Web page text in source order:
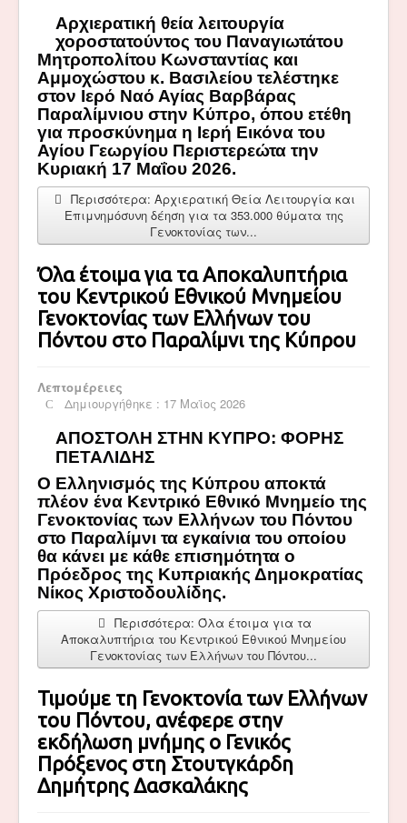
Αρχιερατική θεία λειτουργία
χοροστατούντος του Παναγιωτάτου
Μητροπολίτου Κωνσταντίας και
Αμμοχώστου κ. Βασιλείου τελέστηκε
στον Ιερό Ναό Αγίας Βαρβάρας
Παραλίμνιου στην Κύπρο, όπου ετέθη
για προσκύνημα η Ιερή Εικόνα του
Αγίου Γεωργίου Περιστερεώτα την
Κυριακή 17 Μαΐου 2026.
Περισσότερα: Αρχιερατική Θεία Λειτουργία και
Επιμνημόσυνη δέηση για τα 353.000 θύματα της
Γενοκτονίας των...
Όλα έτοιμα για τα Αποκαλυπτήρια
του Κεντρικού Εθνικού Μνημείου
Γενοκτονίας των Ελλήνων του
Πόντου στο Παραλίμνι της Κύπρου
Λεπτομέρειες
Δημιουργήθηκε : 17 Μαϊος 2026
ΑΠΟΣΤΟΛΗ ΣΤΗΝ ΚΥΠΡΟ: ΦΟΡΗΣ
ΠΕΤΑΛΙΔΗΣ
Ο Ελληνισμός της Κύπρου αποκτά
πλέον ένα Κεντρικό Εθνικό Μνημείο της
Γενοκτονίας των Ελλήνων του Πόντου
στο Παραλίμνι τα εγκαίνια του οποίου
θα κάνει με κάθε επισημότητα ο
Πρόεδρος της Κυπριακής Δημοκρατίας
Νίκος Χριστοδουλίδης.
Περισσότερα: Όλα έτοιμα για τα
Αποκαλυπτήρια του Κεντρικού Εθνικού Μνημείου
Γενοκτονίας των Ελλήνων του Πόντου...
Τιμούμε τη Γενοκτονία των Ελλήνων
του Πόντου, ανέφερε στην
εκδήλωση μνήμης ο Γενικός
Πρόξενος στη Στουτγκάρδη
Δημήτρης Δασκαλάκης